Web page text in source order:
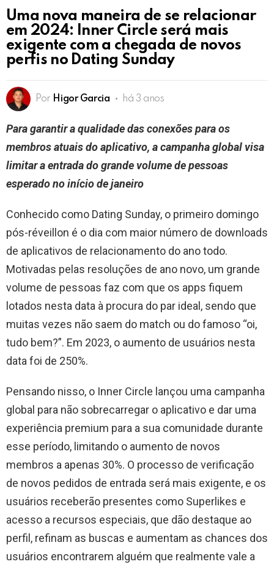
Uma nova maneira de se relacionar
em 2024: Inner Circle será mais
exigente com a chegada de novos
perfis no Dating Sunday
Por Higor Garcia há 3 anos
Para garantir a qualidade das conexões para os
membros atuais do aplicativo, a campanha global visa
limitar a entrada do grande volume de pessoas
esperado no início de janeiro
Conhecido como Dating Sunday, o primeiro domingo
pós-réveillon é o dia com maior número de downloads
de aplicativos de relacionamento do ano todo.
Motivadas pelas resoluções de ano novo, um grande
volume de pessoas faz com que os apps fiquem
lotados nesta data à procura do par ideal, sendo que
muitas vezes não saem do match ou do famoso “oi,
tudo bem?”. Em 2023, o aumento de usuários nesta
data foi de 250%.
Pensando nisso, o Inner Circle lançou uma campanha
global para não sobrecarregar o aplicativo e dar uma
experiência premium para a sua comunidade durante
esse período, limitando o aumento de novos
membros a apenas 30%. O processo de verificação
de novos pedidos de entrada será mais exigente, e os
usuários receberão presentes como Superlikes e
acesso a recursos especiais, que dão destaque ao
perfil, refinam as buscas e aumentam as chances dos
usuários encontrarem alguém que realmente vale a